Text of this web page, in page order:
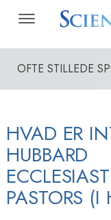
OFTE STILLEDE
HVAD ER
HUBBARD
PASTORS (I